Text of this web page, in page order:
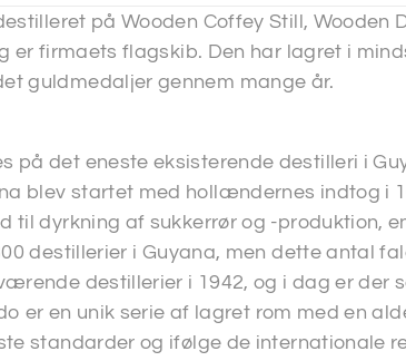
på Wooden Coffey Still, Wooden
er firmaets flagskib. Den har lagret i
guldmedaljer gennem mange år.
på det eneste eksisterende destilleri i
blev startet med hollændernes indtog i
til dyrkning af sukkerrør og -produktion,
destillerier i Guyana, men dette antal
destillerier i 1942, og i dag er der
er en unik serie af lagret rom med en
standarder og ifølge de internationale